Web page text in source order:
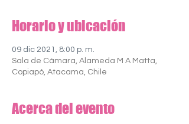
Horario y ubicación
09 dic 2021, 8:00 p. m.
Sala de Cámara, Alameda M A Matta,
Copiapó, Atacama, Chile
Acerca del evento